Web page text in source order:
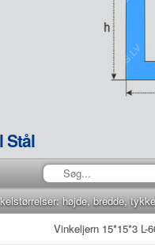
Stål
højde, bredde,
Vinkeljern 15*15*3 L-